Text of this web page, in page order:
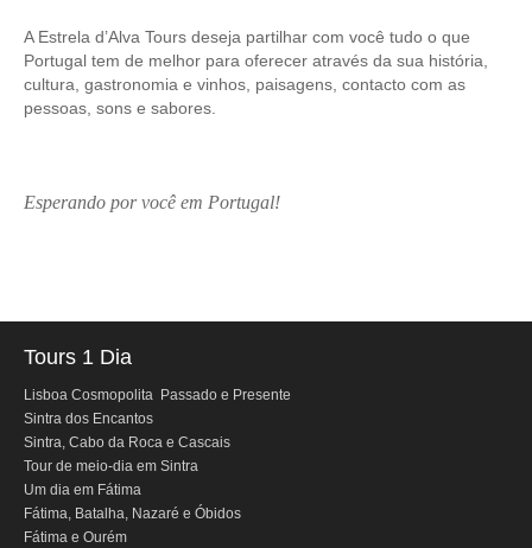
de Lisboa a Óbidos, Nazaré e Fátima com drop-off no Porto
do Porto a Fátima, Nazaré e Óbidos com drop-off em Lisboa
Luz e Encanto > 4 dias
Caminhos de Espanha
Reserve
Blog
Informações úteis
A Estrela d’Alva Tours deseja partilhar com você tudo o que
Portugal tem de melhor para oferecer através da sua história,
cultura, gastronomia e vinhos, paisagens, contacto com as
pessoas, sons e sabores.
Esperando por você em Portugal!
Tours 1 Dia
Lisboa Cosmopolita Passado e Presente
Sintra dos Encantos
Sintra, Cabo da Roca e Cascais
Tour de meio-dia em Sintra
Um dia em Fátima
Fátima, Batalha, Nazaré e Óbidos
Fátima e Ourém